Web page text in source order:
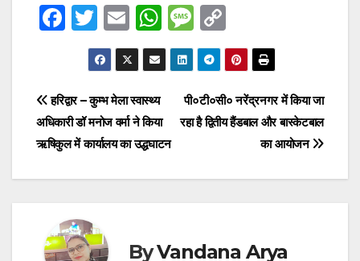
F
e
b
o
o
T
w
itt
er
E
m
ail
W
h
at
A
p
p
M
e
s
s
a
e
o
p
y
Li
k
Post
navigation
पी०टी०सी० नरेंद्रनगर में किया जा
रहा है द्वितीय हैंडबाल और बास्केटबाल
का आयोजन
हरिद्वार – कुम्भ मेला स्वास्थ्य
अधिकारी डॉ मनोज वर्मा ने किया
ऋषिकुल में कार्यालय का उद्धघाटन
ByVandana Arya